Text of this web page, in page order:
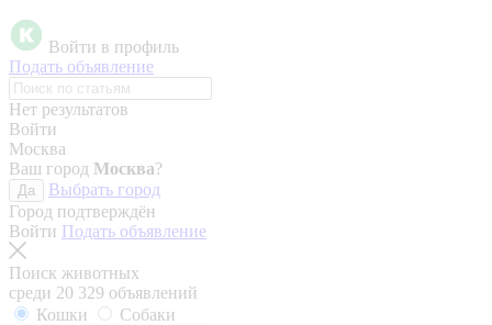
Войти в профиль
Подать объявление
Нет результатов
Войти
Москва
Ваш город Москва?
Да
Выбрать город
Город подтверждён
Войти Подать объявление
Поиск животных
среди 20 329 объявлений
Кошки
Собаки